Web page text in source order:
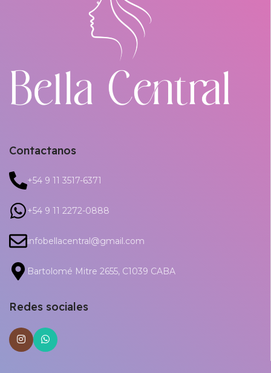
Contactanos
+54 9 11 3517-6371
+54 9 11 2272-0888
infobellacentral@gmail.com
Bartolomé Mitre 2655, C1039 CABA
Redes sociales